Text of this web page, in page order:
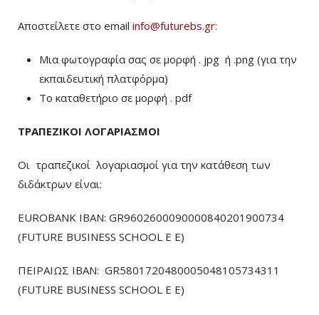
Αποστείλετε στο email info@futurebs.gr:
Μια φωτογραφία σας σε μορφή . jpg ή .png (για την
εκπαιδευτική πλατφόρμα)
To καταθετήριο σε μορφή . pdf
ΤΡΑΠΕΖΙΚΟΙ ΛΟΓΑΡΙΑΣΜΟΙ
Οι τραπεζικοί λογαριασμοί για την κατάθεση των
διδάκτρων είναι:
EUROBANK IBAN: GR9602600090000840201900734
(FUTURE BUSINESS SCHOOL E E)
ΠΕΙΡΑΙΩΣ ΙΒΑΝ: GR5801720480005048105734311
(FUTURE BUSINESS SCHOOL E E)